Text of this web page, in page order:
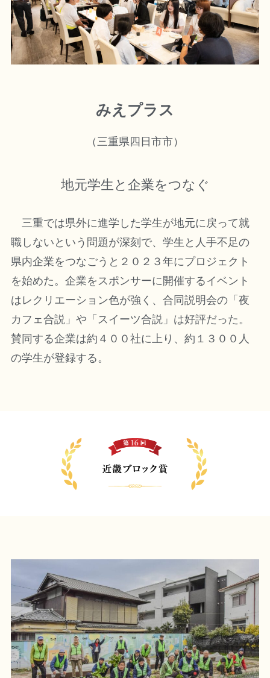
みえプラス
（三重県四日市市）
地元学生と企業をつなぐ
三重では県外に進学した学生が地元に戻って就
職しないという問題が深刻で、学生と人手不足の
県内企業をつなごうと２０２３年にプロジェクト
を始めた。企業をスポンサーに開催するイベント
はレクリエーション色が強く、合同説明会の「夜
カフェ合説」や「スイーツ合説」は好評だった。
賛同する企業は約４００社に上り、約１３００人
の学生が登録する。